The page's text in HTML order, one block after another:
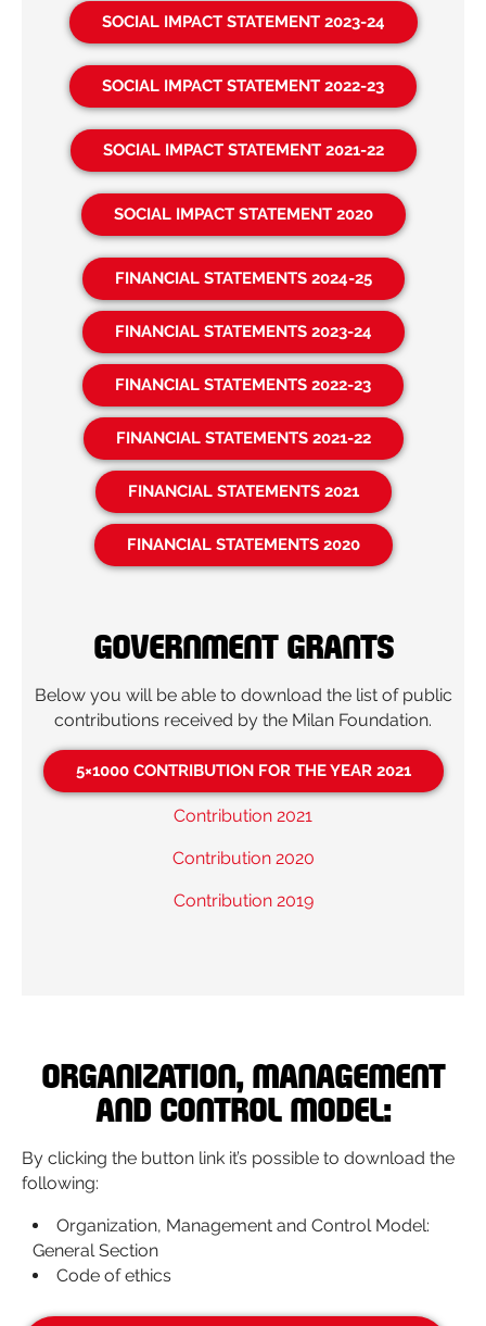
SOCIAL IMPACT STATEMENT 2023-24
SOCIAL IMPACT STATEMENT 2022-23
SOCIAL IMPACT STATEMENT 2021-22
SOCIAL IMPACT STATEMENT 2020
FINANCIAL STATEMENTS 2024-25
FINANCIAL STATEMENTS 2023-24
FINANCIAL STATEMENTS 2022-23
FINANCIAL STATEMENTS 2021-22
FINANCIAL STATEMENTS 2021
FINANCIAL STATEMENTS 2020
Government grants
Below you will be able to download the list of public
contributions received by the Milan Foundation.
5×1000 CONTRIBUTION FOR THE YEAR 2021
Contribution 2021
Contribution 2020
Contribution 2019
Organization, Management
and Control model:
By clicking the button link it’s possible to download the
following:
Organization, Management and Control Model:
General Section
Code of ethics